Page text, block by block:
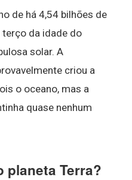
de há 4,54 bilhões de
da idade do
solar. A
criou a
o oceano, mas a
quase nenhum
planeta Terra?